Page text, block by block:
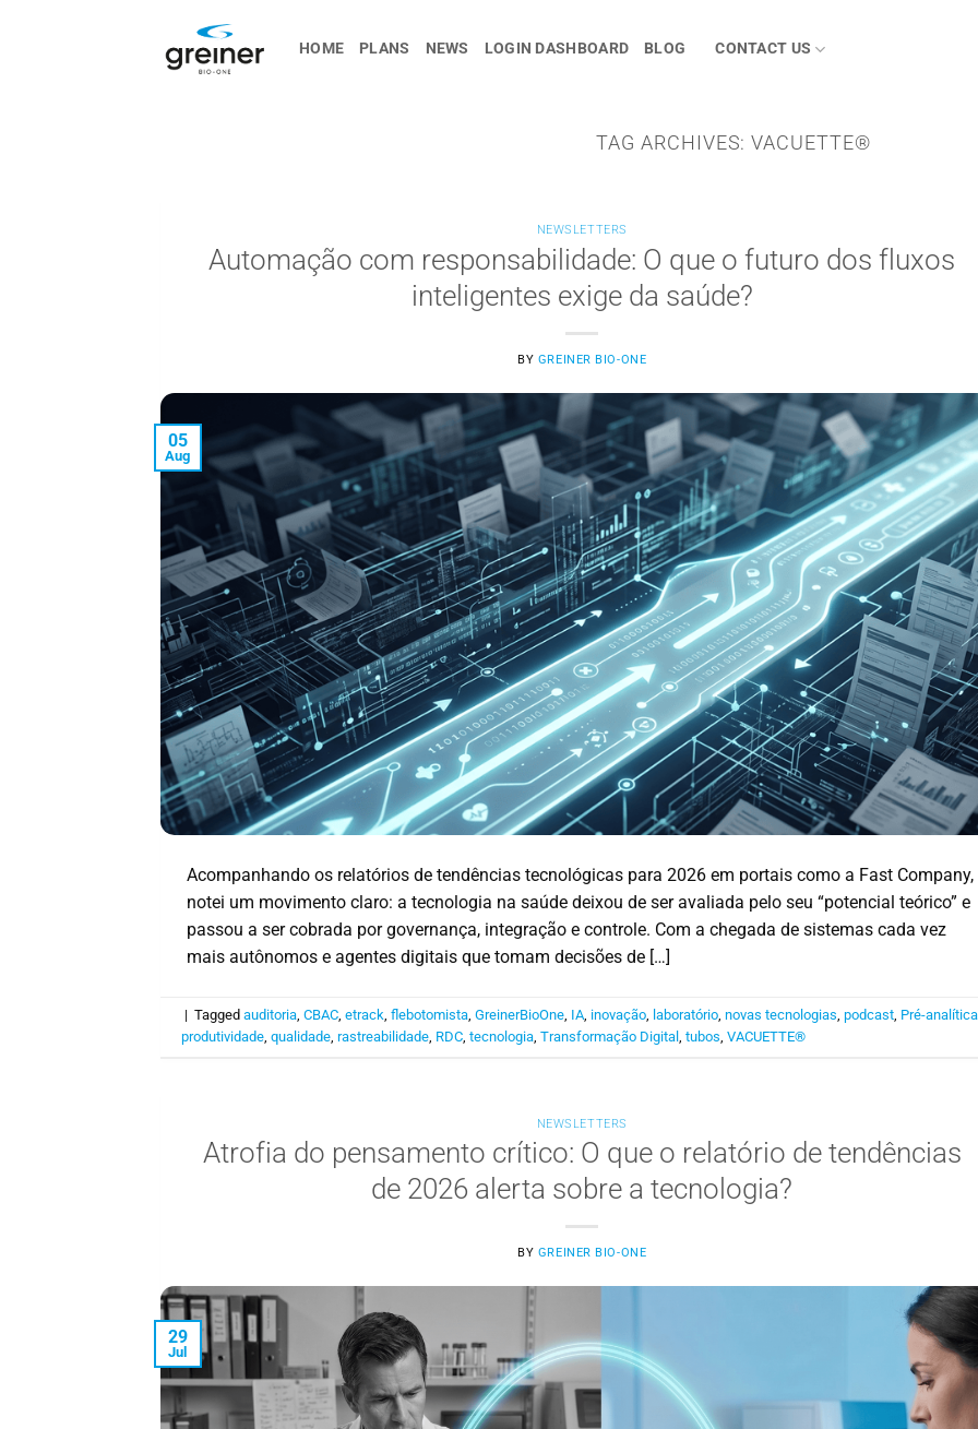
HOME PLANS NEWS LOGIN DASHBOARD BLOG CONTACT US
TAG ARCHIVES:VACUETTE®
NEWSLETTERS
Automação com responsabilidade: O que o futuro dos fluxos
inteligentes exige da saúde?
BY GREINER BIO-ONE
05
Aug
Acompanhando os relatórios de tendências tecnológicas para 2026 em portais como a Fast Company,
notei um movimento claro: a tecnologia na saúde deixou de ser avaliada pelo seu “potencial teórico” e
passou a ser cobrada por governança, integração e controle. Com a chegada de sistemas cada vez
mais autônomos e agentes digitais que tomam decisões de […]
| Taggedauditoria,CBAC,etrack,flebotomista,GreinerBioOne, IA, inovação, laboratório,novas tecnologias,podcast, Pré-analítica
produtividade,qualidade,rastreabilidade, RDC,tecnologia,Transformação Digital,tubos,VACUETTE®
NEWSLETTERS
Atrofia do pensamento crítico: O que o relatório de tendências
de 2026 alerta sobre a tecnologia?
BY GREINER BIO-ONE
29
Jul